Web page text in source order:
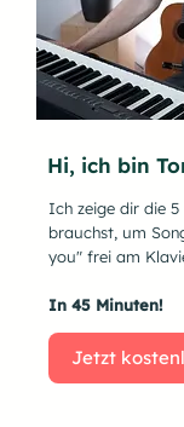
Hi, ich bin
Ich zeige dir die
brauchst, um
you" frei am
In 45 Minuten!
Jetzt